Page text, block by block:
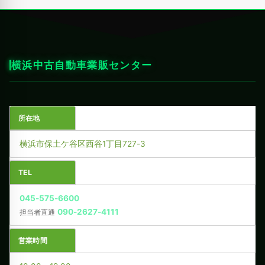
横浜中古自動車業販センター
所在地
横浜市保土ケ谷区西谷1丁目727-3
TEL
045-575-6600
担当者直通 090-2627-4111
営業時間